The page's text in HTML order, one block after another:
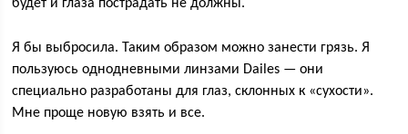
будет и глаза пострадать не должны.
Я бы выбросила. Таким образом можно занести грязь. Я
пользуюсь однодневными линзами Dailes — они
специально разработаны для глаз, склонных к «сухости».
Мне проще новую взять и все.